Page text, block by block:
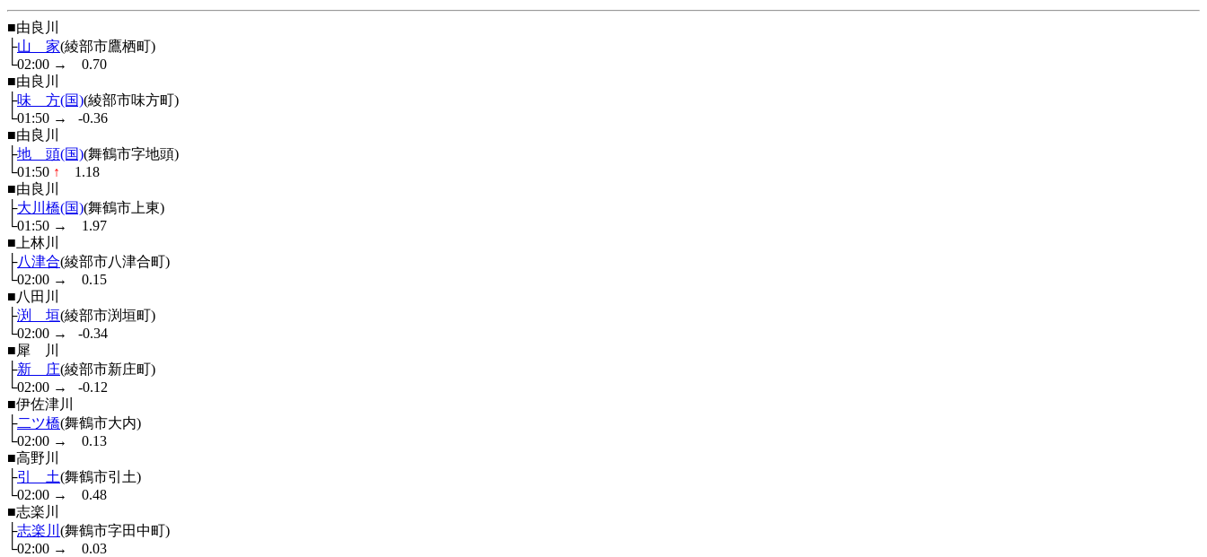
■由良川
├山 家(綾部市鷹栖町)
└02:00 →
0.70
■由良川
├味 方(国)(綾部市味方町)
└01:50 →
-0.36
■由良川
├地 頭(国)(舞鶴市字地頭)
└01:50 ↑
1.18
■由良川
├大川橋(国)(舞鶴市上東)
└01:50 →
1.97
■上林川
├八津合(綾部市八津合町)
└02:00 →
0.15
■八田川
├渕 垣(綾部市渕垣町)
└02:00 →
-0.34
■犀 川
├新 庄(綾部市新庄町)
└02:00 →
-0.12
■伊佐津川
├二ツ橋(舞鶴市大内)
└02:00 →
0.13
■高野川
├引 土(舞鶴市引土)
└02:00 →
0.48
■志楽川
├志楽川 (舞鶴市字田中町)
└02:00 → 0.03